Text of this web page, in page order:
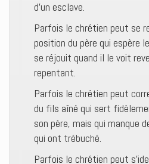
d’un esclave.
Parfois le chrétien peut se
position du père qui espère
se réjouit quand il le voit
repentant.
Parfois le chrétien peut
du fils aîné qui sert
son père, mais qui manque
qui ont trébuché.
Parfois le chrétien peut